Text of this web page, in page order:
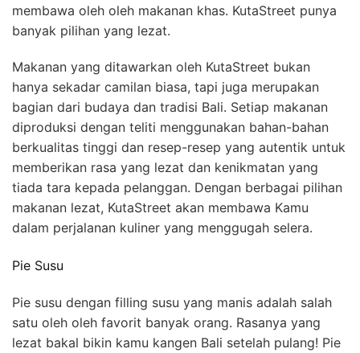
membawa oleh oleh makanan khas. KutaStreet punya
banyak pilihan yang lezat.
Makanan yang ditawarkan oleh KutaStreet bukan
hanya sekadar camilan biasa, tapi juga merupakan
bagian dari budaya dan tradisi Bali. Setiap makanan
diproduksi dengan teliti menggunakan bahan-bahan
berkualitas tinggi dan resep-resep yang autentik untuk
memberikan rasa yang lezat dan kenikmatan yang
tiada tara kepada pelanggan. Dengan berbagai pilihan
makanan lezat, KutaStreet akan membawa Kamu
dalam perjalanan kuliner yang menggugah selera.
Pie Susu
Pie susu dengan filling susu yang manis adalah salah
satu oleh oleh favorit banyak orang. Rasanya yang
lezat bakal bikin kamu kangen Bali setelah pulang! Pie